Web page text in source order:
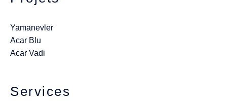
Yamanevler
Acar Blu
Acar Vadi
Services